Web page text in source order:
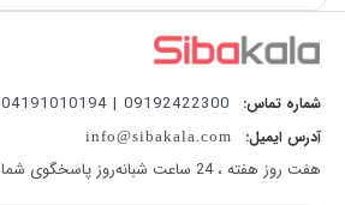
شماره تماس: 09192422300 | 04191010194
آدرس ایمیل: info@sibakala.com
هفت روز هفته ، 24 ساعت شبانه‌روز پاسخگوی شما هستیم.